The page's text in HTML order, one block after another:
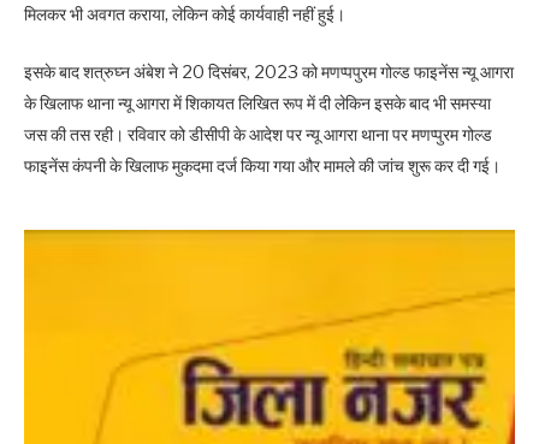
मिलकर भी अवगत कराया, लेकिन कोई कार्यवाही नहीं हुई।
इसके बाद शत्रुघ्न अंबेश ने 20 दिसंबर, 2023 को मणप्पपुरम गोल्ड फाइनेंस न्यू आगरा
के खिलाफ थाना न्यू आगरा में शिकायत लिखित रूप में दी लेकिन इसके बाद भी समस्या
जस की तस रही। रविवार को डीसीपी के आदेश पर न्यू आगरा थाना पर मणप्पुरम गोल्ड
फाइनेंस कंपनी के खिलाफ मुकदमा दर्ज किया गया और मामले की जांच शुरू कर दी गई।